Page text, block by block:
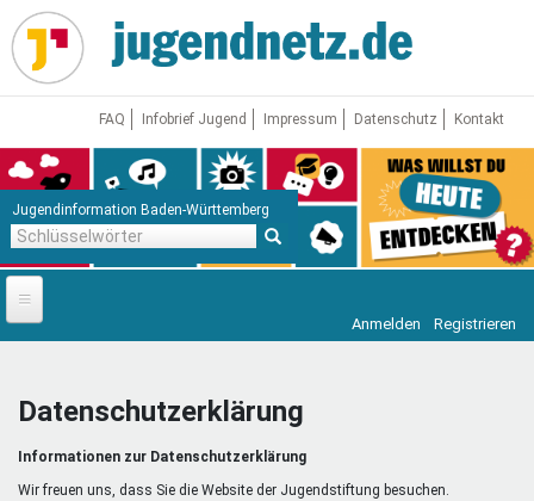
Direkt
zum
Inhalt
FAQ Infobrief Jugend Impressum Datenschutz Kontakt
Jugendinformation Baden-Württemberg
Startseite
Jugendnetz
Freizeit & Reisen
Vor Ort
Anmelden Registrieren
Datenschutzerklärung
Informationen zur Datenschutzerklärung
Wir freuen uns, dass Sie die Website der Jugendstiftung besuchen.